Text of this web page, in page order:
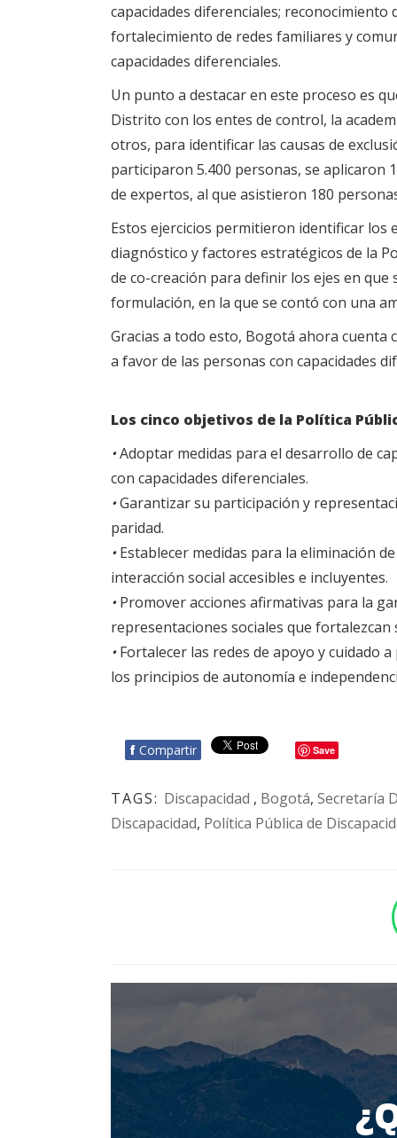
capacidades diferenciales; reconocimiento
fortalecimiento de redes familiares y
capacidades diferenciales.
Un punto a destacar en este proceso es
Distrito con los entes de control, la
otros, para identificar las causas de
participaron 5.400 personas, se aplicaron
de expertos, al que asistieron 180
Estos ejercicios permitieron identificar los
diagnóstico y factores estratégicos de la
de co-creación para definir los ejes en
formulación, en la que se contó con una
Gracias a todo esto, Bogotá ahora cuenta
a favor de las personas con capacidades
Los cinco objetivos de la Política
•Adoptar medidas para el desarrollo de
con capacidades diferenciales.
•Garantizar su participación y
paridad.
•Establecer medidas para la eliminación
interacción social accesibles e incluyentes.
•Promover acciones afirmativas para la
representaciones sociales que
•Fortalecer las redes de apoyo y cuidado
los principios de autonomía e
f Compartir Save
TAGS: Discapacidad , Bogotá, Secretaría
Discapacidad, Política Pública de